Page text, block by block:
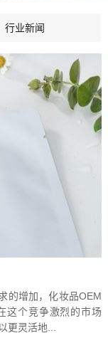
行业新闻
的增加，化妆品OEM
这个竞争激烈的市场
更灵活地...